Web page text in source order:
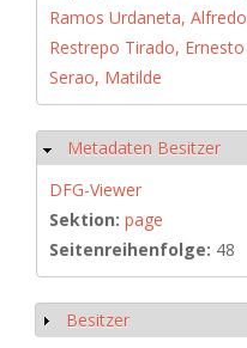
Ramos Urdaneta, Alfredo
Restrepo Tirado, Ernesto
Serao, Matilde
Hide
Metadaten Besitzer
DFG-Viewer
Sektion: page
Seitenreihenfolge: 48
Show
Besitzer